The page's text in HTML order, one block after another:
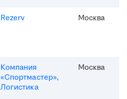
Rezerv Москва
Компания
«Спортмастер»,
Логистика
Москва